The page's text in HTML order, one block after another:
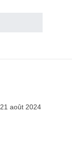
août 2024